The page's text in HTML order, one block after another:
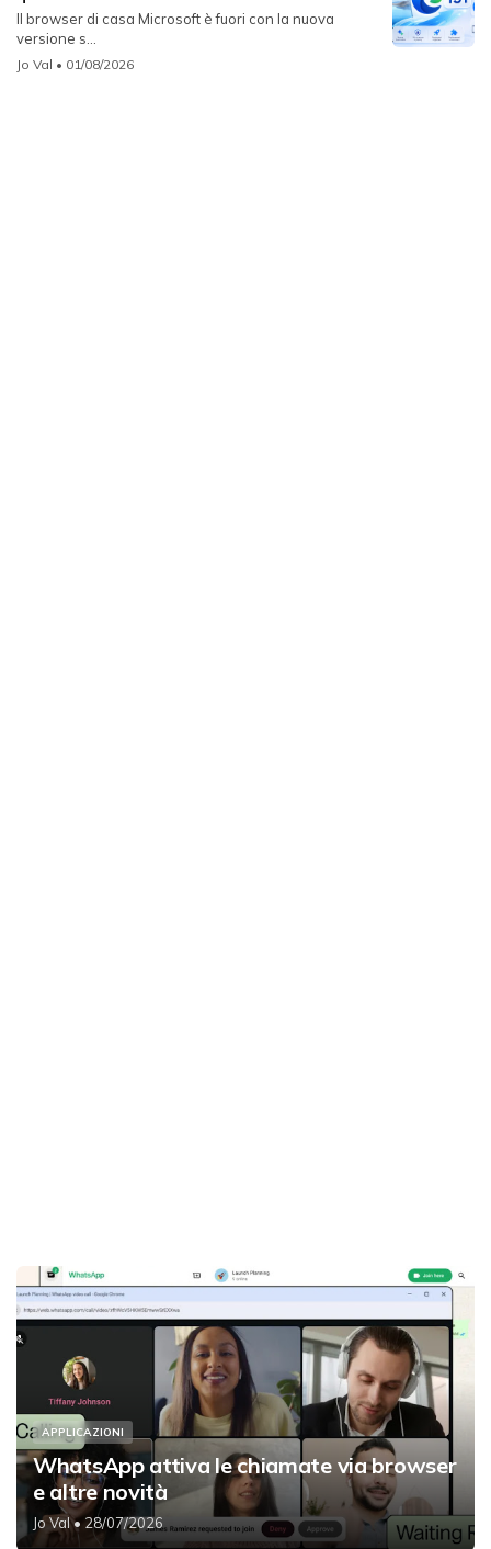
Il browser di casa Microsoft è fuori con la nuova
versione s...
Jo Val • 01/08/2026
APPLICAZIONI
WhatsApp attiva le chiamate via browser
e altre novità
Jo Val• 28/07/2026